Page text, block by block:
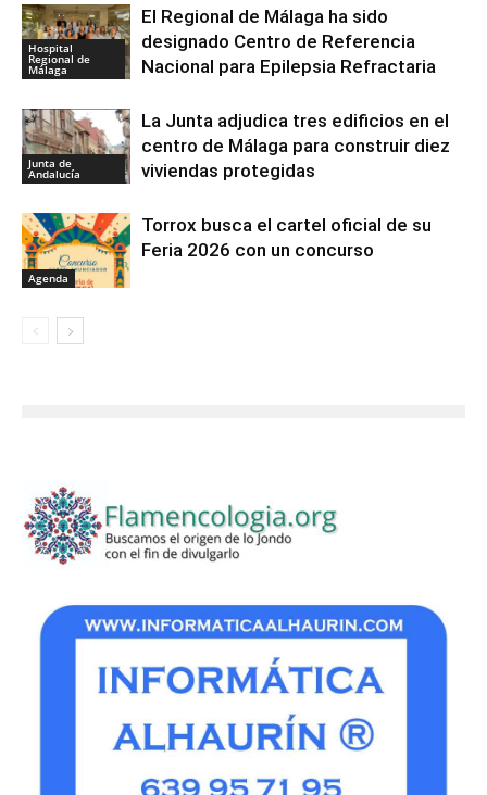
Hospital
Regional de
Málaga
El Regional de Málaga ha sido
designado Centro de Referencia
Nacional para Epilepsia Refractaria
Junta de
Andalucía
La Junta adjudica tres edificios en el
centro de Málaga para construir diez
viviendas protegidas
Agenda
Torrox busca el cartel oficial de su
Feria 2026 con un concurso